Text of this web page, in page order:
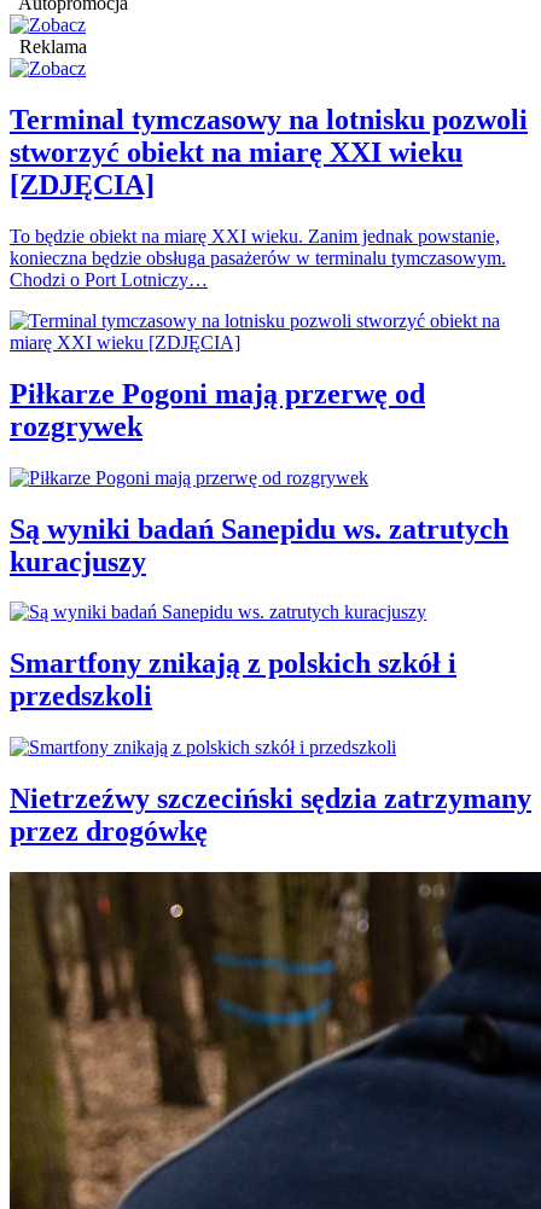
Reklama
Terminal tymczasowy na lotnisku pozwoli
stworzyć obiekt na miarę XXI wieku
[ZDJĘCIA]
To będzie obiekt na miarę XXI wieku. Zanim jednak powstanie,
konieczna będzie obsługa pasażerów w terminalu tymczasowym.
Chodzi o Port Lotniczy…
Piłkarze Pogoni mają przerwę od
rozgrywek
Są wyniki badań Sanepidu ws. zatrutych
kuracjuszy
Smartfony znikają z polskich szkół i
przedszkoli
Nietrzeźwy szczeciński sędzia zatrzymany
przez drogówkę